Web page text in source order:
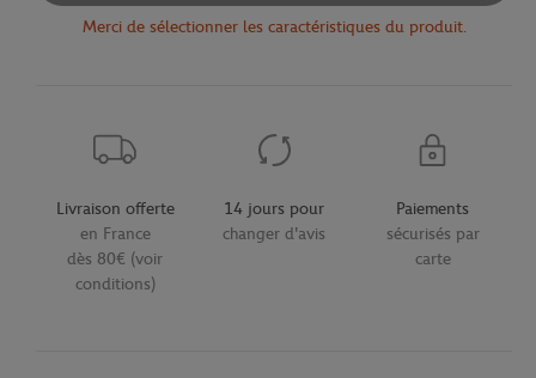
Merci de sélectionner les caractéristiques du produit.
Livraison offerte
en France
dès 80€ (voir
conditions)
14 jours pour
changer d'avis
Paiements
sécurisés par
carte